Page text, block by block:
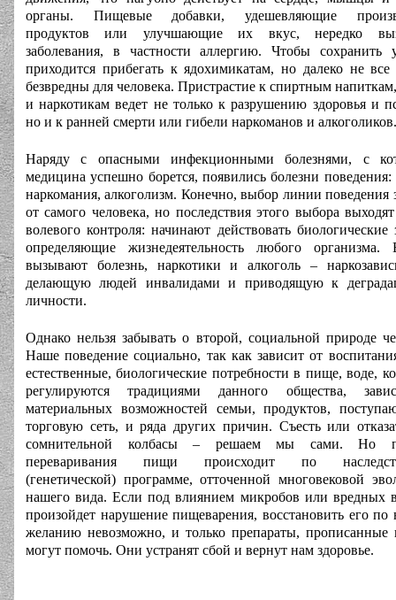
органы. Пищевые добавки, удешевляющие
продуктов или улучшающие их вкус, нередко
заболевания, в частности аллергию. Чтобы сохранить
приходится прибегать к ядохимикатам, но далеко не
безвредны для человека. Пристрастие к спиртным
и наркотикам ведет не только к разрушению здоровья и
но и к ранней смерти или гибели наркоманов и алкоголиков.
Наряду с опасными инфекционными болезнями, с
медицина успешно борется, появились болезни
наркомания, алкоголизм. Конечно, выбор линии поведения
от самого человека, но последствия этого выбора
волевого контроля: начинают действовать биологические
определяющие жизнедеятельность любого организма.
вызывают болезнь, наркотики и алкоголь –
делающую людей инвалидами и приводящую к
личности.
Однако нельзя забывать о второй, социальной природе
Наше поведение социально, так как зависит от
естественные, биологические потребности в пище, воде,
регулируются традициями данного общества,
материальных возможностей семьи, продуктов,
торговую сеть, и ряда других причин. Съесть или
сомнительной колбасы – решаем мы сами. Но
переваривания пищи происходит по
(генетической) программе, отточенной многовековой
нашего вида. Если под влиянием микробов или вредных
произойдет нарушение пищеварения, восстановить его
желанию невозможно, и только препараты, прописанные
могут помочь. Они устранят сбой и вернут нам здоровье.